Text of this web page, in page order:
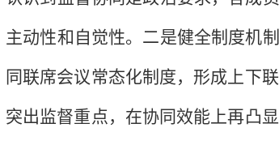
主动性和自觉性。二是健全制度机
同联席会议常态化制度，形成上下
突出监督重点，在协同效能上再凸